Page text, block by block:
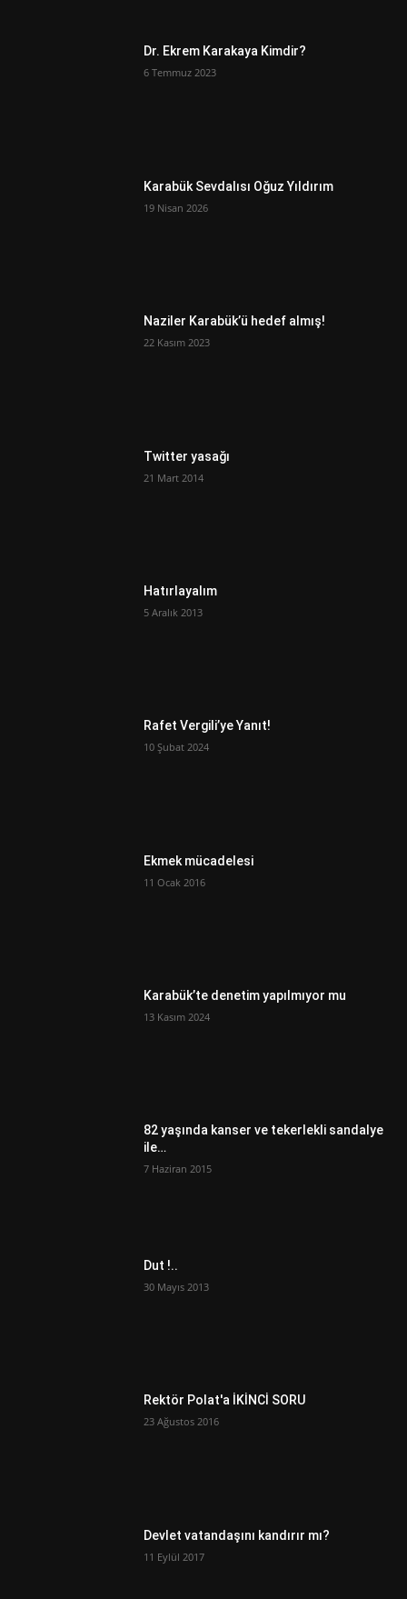
Dr. Ekrem Karakaya Kimdir?
6 Temmuz 2023
Karabük Sevdalısı Oğuz Yıldırım
19 Nisan 2026
Naziler Karabük’ü hedef almış!
22 Kasım 2023
Twitter yasağı
21 Mart 2014
Hatırlayalım
5 Aralık 2013
Rafet Vergili’ye Yanıt!
10 Şubat 2024
Ekmek mücadelesi
11 Ocak 2016
Karabük’te denetim yapılmıyor mu
13 Kasım 2024
82 yaşında kanser ve tekerlekli sandalye
ile…
7 Haziran 2015
Dut !..
30 Mayıs 2013
Rektör Polat'a İKİNCİ SORU
23 Ağustos 2016
Devlet vatandaşını kandırır mı?
11 Eylül 2017